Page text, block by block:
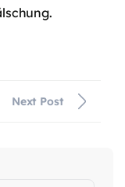
Next Post